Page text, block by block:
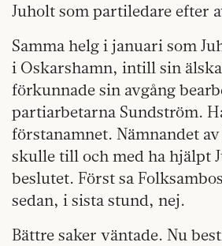
Juholt som partiledare efter
Samma helg i januari som
i Oskarshamn, intill sin
förkunnade sin avgång
partiarbetarna Sundström.
förstanamnet. Nämnandet
skulle till och med ha hjälpt
beslutet. Först sa
sedan, i sista stund, nej.
Bättre saker väntade. Nu